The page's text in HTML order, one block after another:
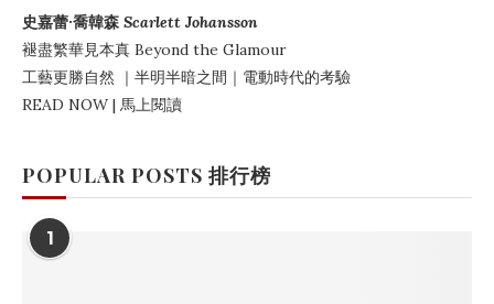
史嘉蕾·喬韓森 Scarlett Johansson
褪盡繁華見本真 Beyond the Glamour
工藝更勝自然 ｜ 半明半暗之間 ｜電動時代的考驗
READ NOW | 馬上閱讀
POPULAR POSTS 排行榜
1